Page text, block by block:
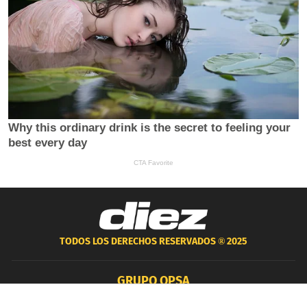
TODOS LOS DERECHOS RESERVADOS ®2025
GRUPO OPSA